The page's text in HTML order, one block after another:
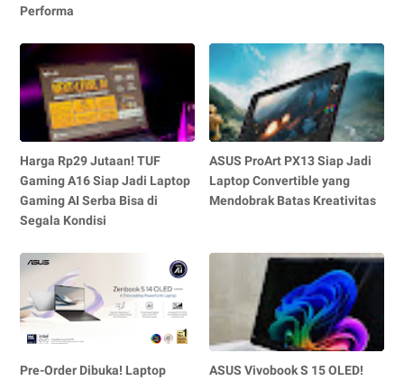
Performa
Harga Rp29 Jutaan! TUF
Gaming A16 Siap Jadi Laptop
Gaming AI Serba Bisa di
Segala Kondisi
ASUS ProArt PX13 Siap Jadi
Laptop Convertible yang
Mendobrak Batas Kreativitas
Pre-Order Dibuka! Laptop
ASUS Vivobook S 15 OLED!